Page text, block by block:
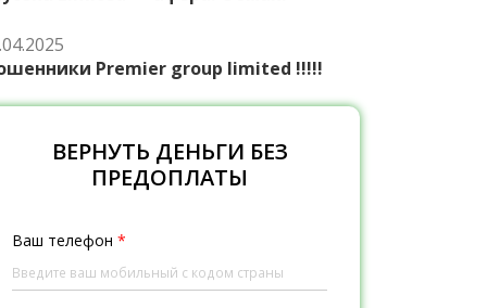
Premier group limited !!!!!
ВЕРНУТЬ ДЕНЬГИ БЕЗ
ПРЕДОПЛАТЫ
Ваш телефон *